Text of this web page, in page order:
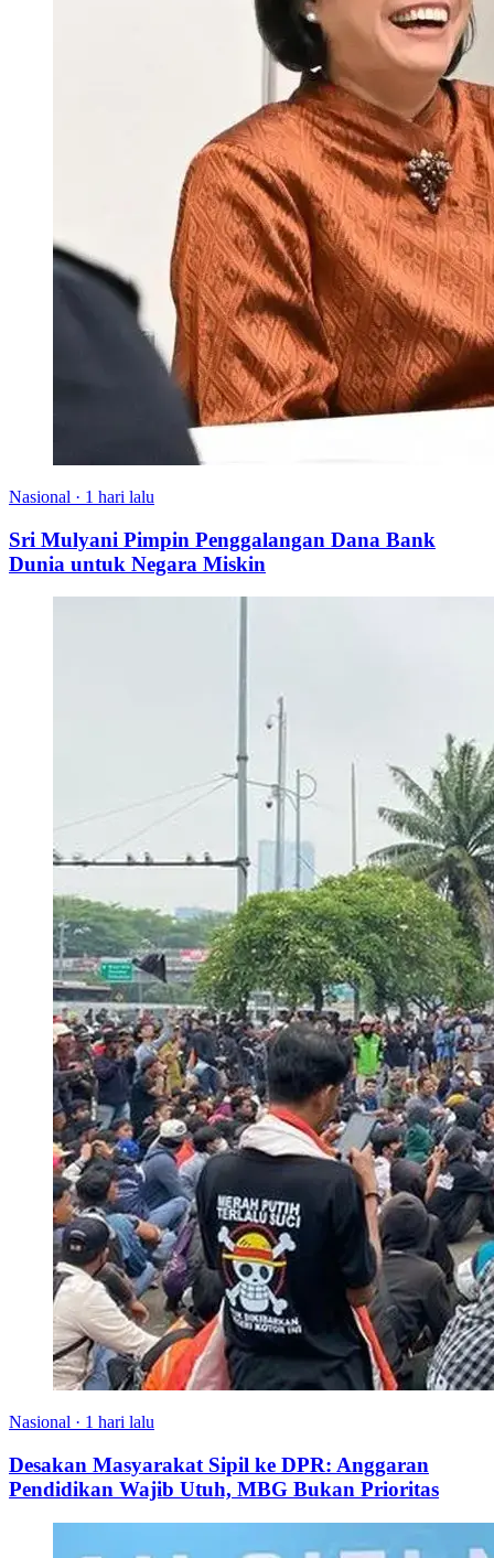
Nasional · 1 hari lalu
Sri Mulyani Pimpin Penggalangan Dana Bank
Dunia untuk Negara Miskin
Nasional · 1 hari lalu
Desakan Masyarakat Sipil ke DPR: Anggaran
Pendidikan Wajib Utuh, MBG Bukan Prioritas